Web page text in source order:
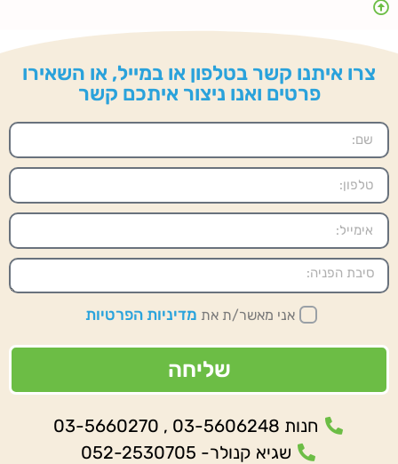
צרו איתנו קשר בטלפון או במייל, או השאירו
פרטים ואנו ניצור איתכם קשר
אני מאשר/ת את מדיניות הפרטיות
שליחה
חנות 03-5606248 , 03-5660270
שגיא קנולר- 052-2530705